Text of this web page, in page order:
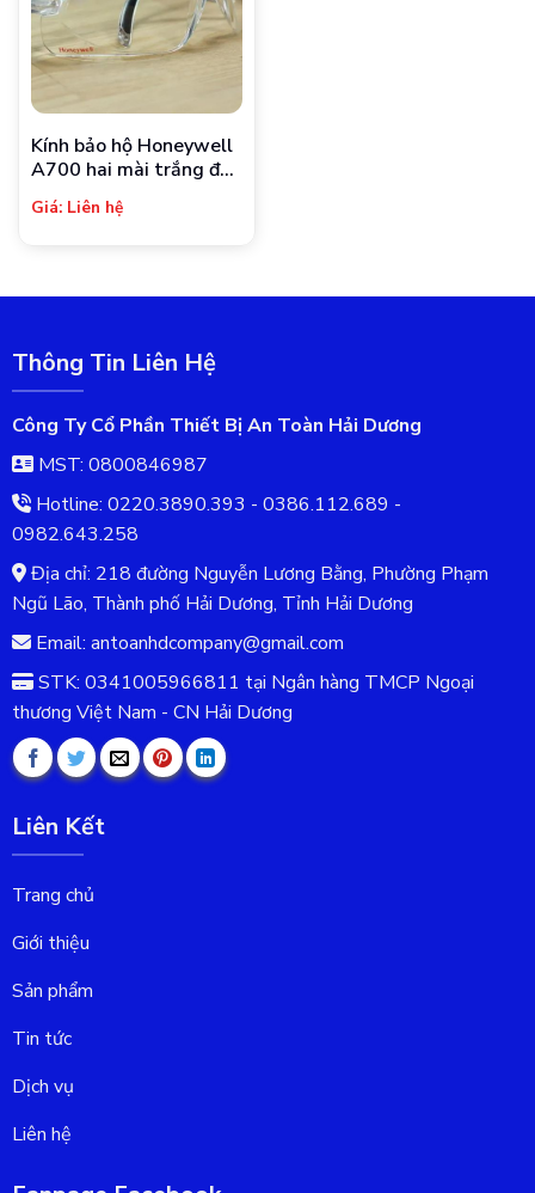
Kính bảo hộ Honeywell
A700 hai mài trắng đen
lựa chọn Mắt kính
chống bụi, chống tia
Giá: Liên hệ
Thông Tin Liên Hệ
Công Ty Cổ Phần Thiết Bị An Toàn Hải Dương
MST: 0800846987
Hotline: 0220.3890.393 - 0386.112.689 -
0982.643.258
Địa chỉ: 218 đường Nguyễn Lương Bằng, Phường Phạm
Ngũ Lão, Thành phố Hải Dương, Tỉnh Hải Dương
Email: antoanhdcompany@gmail.com
STK: 0341005966811 tại Ngân hàng TMCP Ngoại
thương Việt Nam - CN Hải Dương
Liên Kết
Trang chủ
Giới thiệu
Sản phẩm
Tin tức
Dịch vụ
Liên hệ